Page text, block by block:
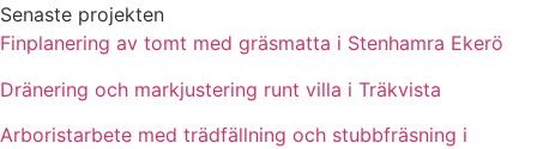
Senaste projekten
Finplanering av tomt med gräsmatta i Stenhamra Ekerö
Dränering och markjustering runt villa i Träkvista
Arboristarbete med trädfällning och stubbfräsning i